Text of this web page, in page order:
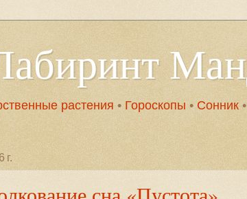
растения • Гороскопы • Сонник •
г.